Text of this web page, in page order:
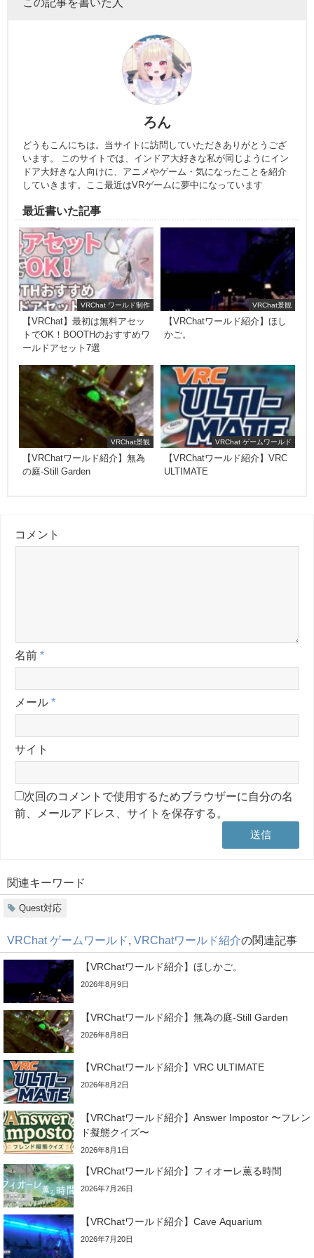
ろん
どうもこんにちは。当サイトに訪問していただきありがとうござ
います。 このサイトでは、インドア大好きな私が同じようにイン
ドア大好きな人向けに、アニメやゲーム・気になったことを紹介
していきます。ここ最近はVRゲームに夢中になっています
最近書いた記事
VRChat ワールド制作
【VRChat】最初は無料アセッ
トでOK！BOOTHのおすすめワ
ールドアセット7選
VRChat景観
【VRChatワールド紹介】ほし
かご。
VRChat景観
【VRChatワールド紹介】無為
の庭-Still Garden
VRChat ゲームワールド
【VRChatワールド紹介】VRC
ULTIMATE
コメント
名前 *
メール *
サイト
次回のコメントで使用するためブラウザーに自分の名
前、メールアドレス、サイトを保存する。
関連キーワード
Quest対応
VRChat ゲームワールド VRChatワールド紹介の関連記事
【VRChatワールド紹介】ほしかご。
2026年8月9日
【VRChatワールド紹介】無為の庭-Still Garden
2026年8月8日
【VRChatワールド紹介】VRC ULTIMATE
2026年8月2日
【VRChatワールド紹介】Answer Impostor 〜フレン
ド擬態クイズ〜
2026年8月1日
【VRChatワールド紹介】フィオーレ薫る時間
2026年7月26日
【VRChatワールド紹介】Cave Aquarium
2026年7月20日